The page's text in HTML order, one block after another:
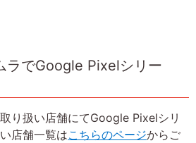
ラでGoogle Pixelシリー
り扱い店舗にてGoogle Pixelシリ
店舗一覧はこちらのページからご